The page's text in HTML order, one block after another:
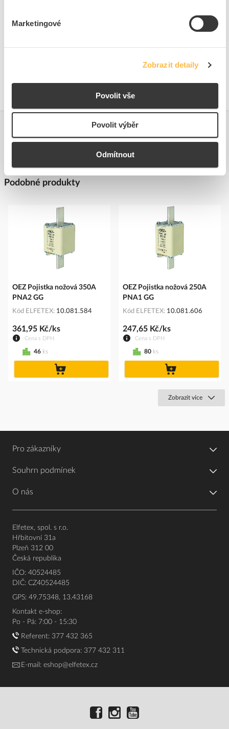
Marketingové
Zobrazit detaily
Povolit vše
Povolit výběr
Odmítnout
Montážní otvory
Adresa: Komárovská 2406/57, 193 00 Praha 9 - Horní Počernice,
Telefon: +420 267 990 440
EatonCareCZ@eaton.com
Podobné produkty
OEZ Pojistka nožová 350A
PNA2 GG
Kód ELFETEX 10.081.584
Cena s DPH
361,95 Kč/ks
46 ks
OEZ Pojistka nožová 250A
PNA1 GG
Kód ELFETEX 10.081.606
Cena s DPH
247,65 Kč/ks
80 ks
Zobrazit více
Pro zákazníky
Souhrn podmínek
O nás
Elfetex, spol. s r.o.
Hřbitovní 31a
Plzeň 312 00
Česká republika
IČO: 40524485
DIČ: CZ40524485
GPS: 49.75348, 13.43168
Kontakt e-shop:
Po - Pá: 7:00 - 15:30
Referent: 377 432 365
Technická podpora: 377 432 311
E-mail: eshop@elfetex.cz